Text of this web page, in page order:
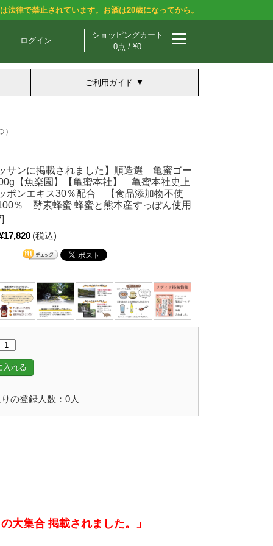
法律で禁止されています。お酒は20歳になってから。
ログイン
ショッピングカート
0点 / ¥0
ご利用ガイド
サンに掲載されました】順造選 亀蜜ゴー
【魚楽園】【亀蜜本社】 亀蜜本社史上
ポンエキス30％配合 【食品添加物不使
％ 酵素蜂蜜 蜂蜜と熊本産すっぽん使用
(税込)
入れる
の登録人数：0人
大集合 掲載されました。」